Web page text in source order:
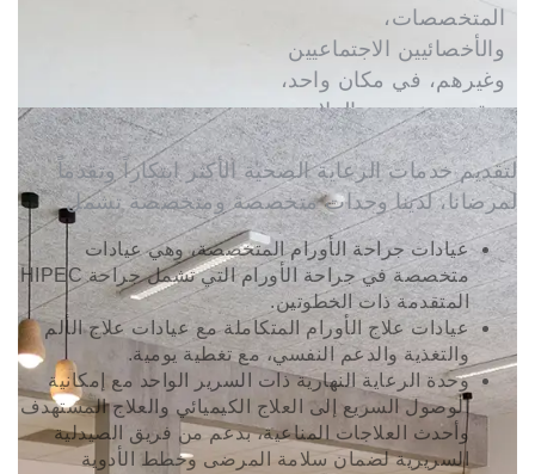
المتخصصات،
والأخصائيين الاجتماعيين
وغيرهم، في مكان واحد،
ونقوم بتخصيص العلاج
لكل مريض.
لتقديم خدمات الرعاية الصحية الأكثر ابتكاراً وتقدماً
لمرضانا، لدينا وحدات متخصصة ومتخصصة تشمل
عيادات جراحة الأورام المتخصصة، وهي عيادات
متخصصة في جراحة الأورام التي تشمل جراحة HIPEC
المتقدمة ذات الخطوتين.
عيادات علاج الأورام المتكاملة مع عيادات علاج الألم
والتغذية والدعم النفسي، مع تغطية يومية.
وحدة الرعاية النهارية ذات السرير الواحد مع إمكانية
الوصول السريع إلى العلاج الكيميائي والعلاج المستهدف
وأحدث العلاجات المناعية، بدعم من فريق الصيدلية
السريرية لضمان سلامة المرضى وخطط الأدوية